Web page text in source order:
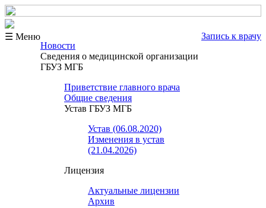
☰ Меню
Запись к врачу
Новости
Сведения о медицинской организации
ГБУЗ МГБ
Приветствие главного врача
Общие сведения
Устав ГБУЗ МГБ
Устав (06.08.2020)
Изменения в устав
(21.04.2026)
Лицензия
Актуальные лицензии
Архив